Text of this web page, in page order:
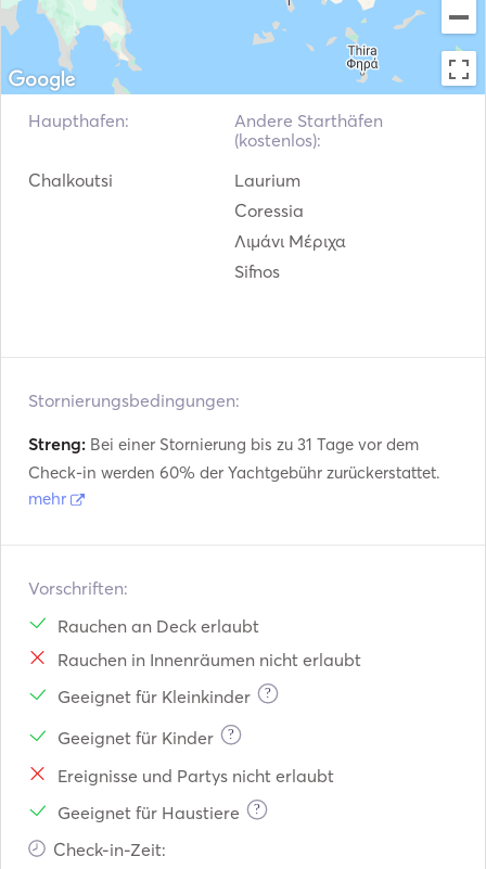
Angelrute
Schnorchelausrüstung
Kajak
Handfeuerlöscher
Schwimmwesten
Navigationssystem
VHF
Haupthafen:
Chalkoutsi
Andere Starthäfen
(kostenlos):
Laurium
Coressia
Λιμάνι Μέριχα
Sifnos
Stornierungsbedingungen:
Streng: Bei einer Stornierung bis zu 31 Tage vor dem
Check-in werden 60% der Yachtgebühr zurückerstattet.
mehr
Vorschriften:
Rauchen an Deck erlaubt
Rauchen in Innenräumen nicht erlaubt
Geeignet für Kleinkinder
?
Geeignet für Kinder ?
Ereignisse und Partys nicht erlaubt
Geeignet für Haustiere
?
Check-in-Zeit: